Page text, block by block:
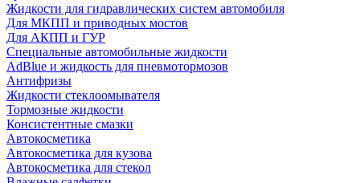
Жидкости для гидравлических систем автомобиля
Для МКПП и приводных мостов
Для АКПП и ГУР
Специальные автомобильные жидкости
AdBlue и жидкость для пневмотормозов
Антифризы
Жидкости стеклоомывателя
Тормозные жидкости
Консистентные смазки
Автокосметика
Автокосметика для кузова
Автокосметика для стекол